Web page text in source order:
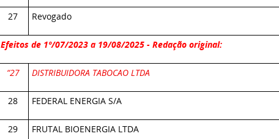
27 Revogado
Efeitos de 1º/07/2023 a 19/08/2025 - Redação original:
“27 DISTRIBUIDORA TABOCAO LTDA
28 FEDERAL ENERGIA S/A
29 FRUTAL BIOENERGIA LTDA